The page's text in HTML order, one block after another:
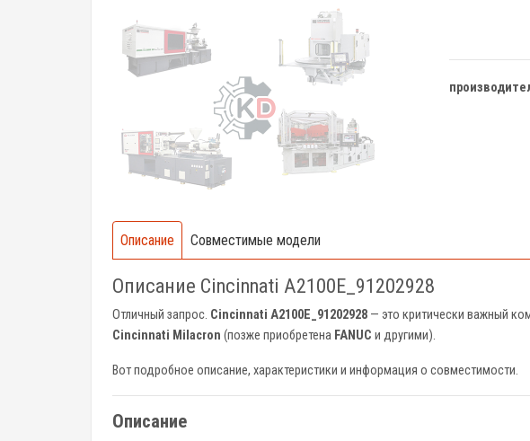
Описание Совместимые модели
Описание Cincinnati A2100E_91202928
Отличный запрос. Cincinnati A2100E_91202928 — это критически важный
Cincinnati Milacron (позже приобретена FANUC и другими).
Вот подробное описание, характеристики и информация о совместимости.
Описание